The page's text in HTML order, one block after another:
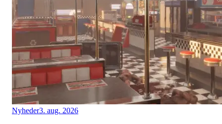
Nyheder3. aug. 2026